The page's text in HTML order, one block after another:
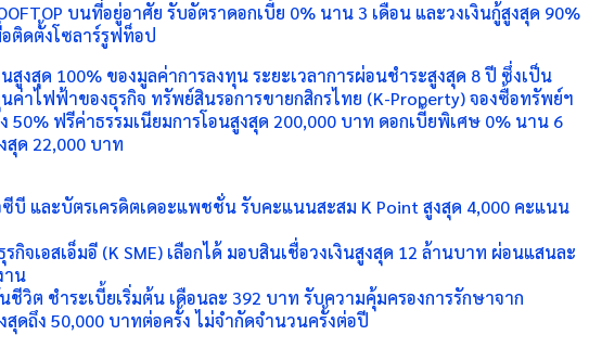
บนที่อยู่อาศัย รับอัตราดอกเบี้ย 0% นาน 3 เดือน และวงเงินกู้สูงสุด 90%
ติดตั้งโซลาร์รูฟท็อป
งสุด 100% ของมูลค่าการลงทุน ระยะเวลาการผ่อนชำระสูงสุด 8 ปี ซึ่งเป็น
าไฟฟ้าของธุรกิจ ทรัพย์สินรอการขายกสิกรไทย (K-Property) จองซื้อทรัพย์ฯ
ฟรีค่าธรรมเนียมการโอนสูงสุด 200,000 บาท ดอกเบี้ยพิเศษ 0% นาน 6
สุด 22,000 บาท
บี และบัตรเครดิตเดอะแพชชั่น รับคะแนนสะสม K Point สูงสุด 4,000 คะแนน
จเอสเอ็มอี (K SME) เลือกได้ มอบสินเชื่อวงเงินสูงสุด 12 ล้านบาท ผ่อนแสนละ
าน
วิต ชำระเบี้ยเริ่มต้น เดือนละ 392 บาท รับความคุ้มครองการรักษาจาก
สุดถึง 50,000 บาทต่อครั้ง ไม่จำกัดจำนวนครั้งต่อปี